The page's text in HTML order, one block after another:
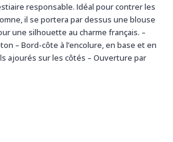
responsable. Idéal pour contrer les
il se portera par dessus une blouse
une silhouette au charme français. –
– Bord-côte à l’encolure, en base et en
ajourés sur les côtés – Ouverture par